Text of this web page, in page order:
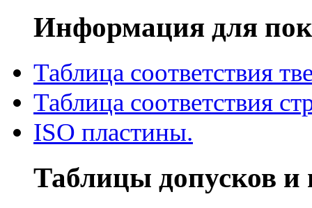
Информация для
Таблица соответствия
Таблица соответствия
ISO пластины.
Таблицы допусков и